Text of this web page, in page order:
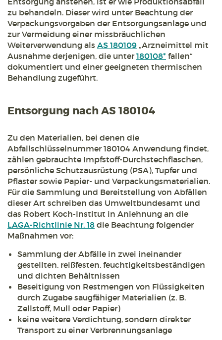
zu behandeln. Dieser wird unter Beachtung der
Verpackungsvorgaben der Entsorgungsanlage und
zur Vermeidung einer missbräuchlichen
Weiterverwendung als AS 180109 „Arzneimittel mit
Ausnahme derjenigen, die unter180108* fallen“
dokumentiert und einer geeigneten thermischen
Behandlung zugeführt.
Entsorgung nach AS 180104
Zu den Materialien, bei denen die
Abfallschlüsselnummer 180104 Anwendung findet,
zählen gebrauchte Impfstoff-Durchstechflaschen,
persönliche Schutzausrüstung (PSA), Tupfer und
Pflaster sowie Papier- und Verpackungsmaterialien.
Für die Sammlung und Bereitstellung von Abfällen
dieser Art schreiben das Umweltbundesamt und
das Robert Koch-Institut in Anlehnung an die
LAGA-Richtlinie Nr. 18 die Beachtung folgender
Maßnahmen vor:
Sammlung der Abfälle in zwei ineinander
gestellten, reißfesten, feuchtigkeitsbeständigen
und dichten Behältnissen
Beseitigung von Restmengen von Flüssigkeiten
durch Zugabe saugfähiger Materialien (z. B.
Zellstoff, Mull oder Papier)
keine weitere Verdichtung, sondern direkter
Transport zu einer Verbrennungsanlage